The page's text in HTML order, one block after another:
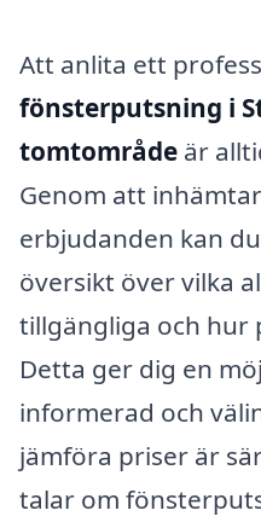
Att anlita ett
fönsterputsning i
tomtområde är
Genom att
erbjudanden kan
översikt över vilka
tillgängliga och hur
Detta ger dig en
informerad och
jämföra priser är
talar om